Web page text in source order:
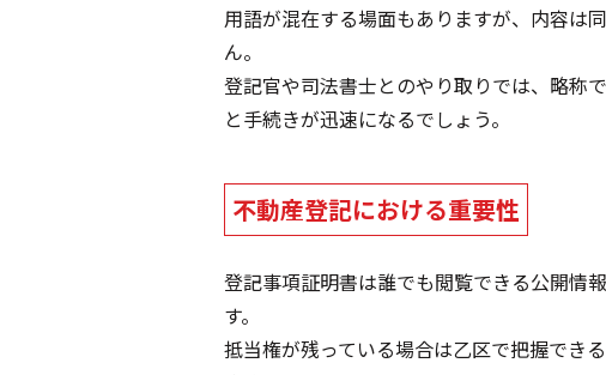
用語が混在する場面もありますが、内容は
ん。
登記官や司法書士とのやり取りでは、略称
と手続きが迅速になるでしょう。
不動産登記における重要性
登記事項証明書は誰でも閲覧できる公開情
す。
抵当権が残っている場合は乙区で把握でき